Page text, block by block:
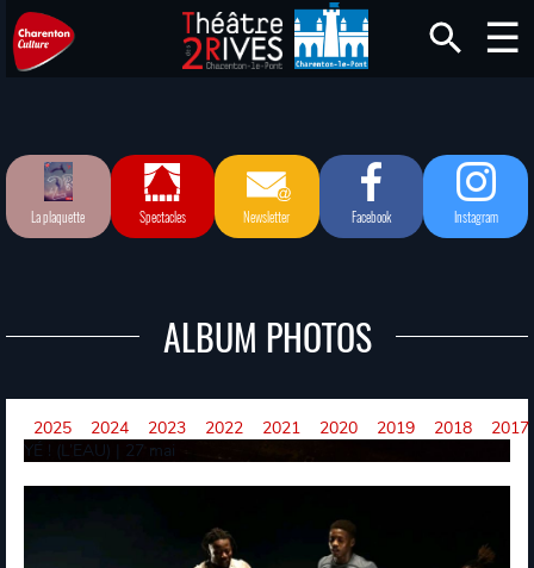
La plaquette Spectacles Newsletter Facebook Instagram
ALBUM PHOTOS
2025 2024 2023 2022 2021 2020 2019 2018
2017
YÉ ! (L’EAU) | 27 mai